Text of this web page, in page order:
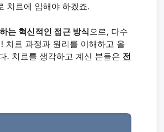
치료에 임해야 하겠죠.
는 혁신적인 접근 방식 으로, 다수
치료 과정과 원리를 이해하고 올
. 치료를 생각하고 계신 분들은 전